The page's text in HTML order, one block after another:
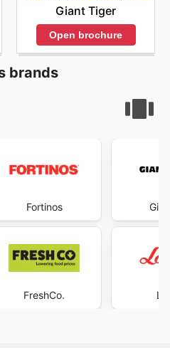
Giant Tiger
Open brochure
brands
Fortinos
FreshCo.